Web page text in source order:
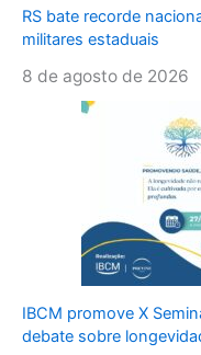
RS bate recorde
militares estaduais
8 de agosto de 2026
IBCM promove X
debate sobre